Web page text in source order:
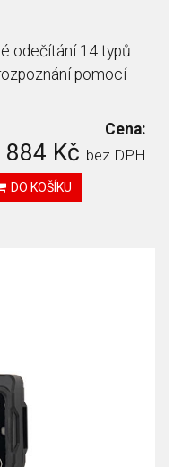
odečítání 14 typů
pomocí
Cena:
884 Kč bez DPH
DO KOŠÍKU